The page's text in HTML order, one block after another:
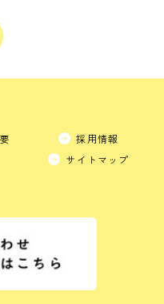
採用情報
サイトマップ